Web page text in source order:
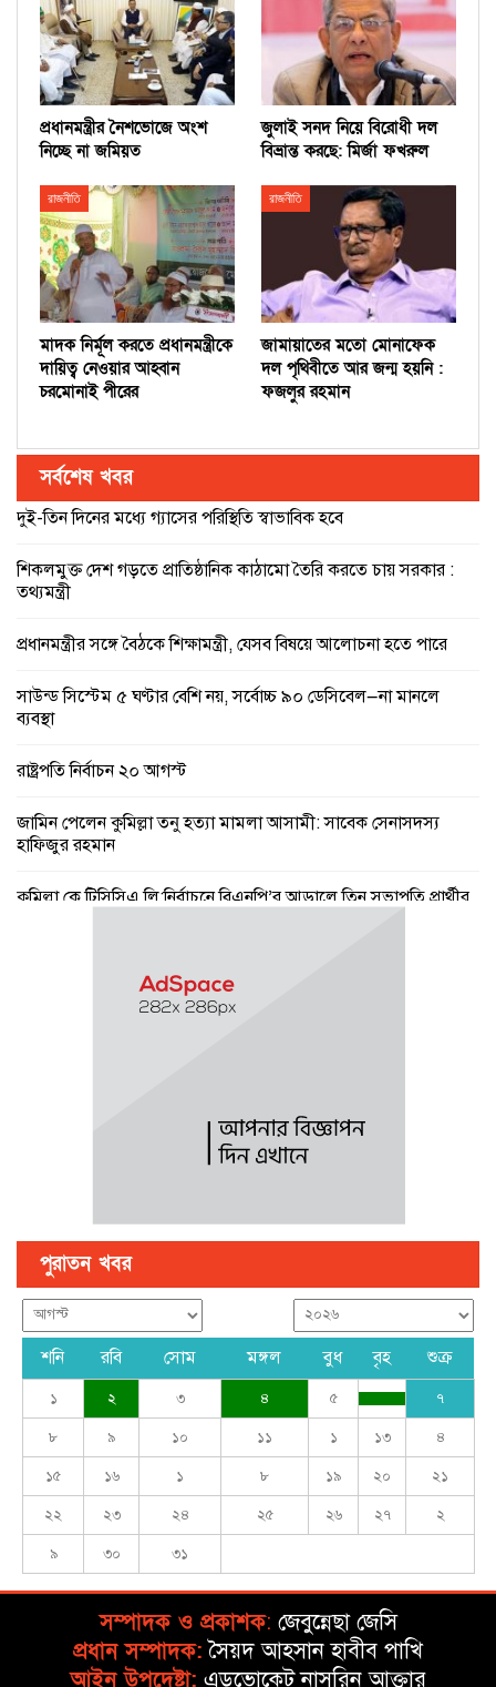
প্রধানমন্ত্রীর নৈশভোজে অংশ
নিচ্ছে না জমিয়ত
জুলাই সনদ নিয়ে বিরোধী দল
বিভ্রান্ত করছে: মির্জা ফখরুল
রাজনীতি
মাদক নির্মূল করতে প্রধানমন্ত্রীকে
দায়িত্ব নেওয়ার আহ্বান
চরমোনাই পীরের
রাজনীতি
জামায়াতের মতো মোনাফেক
দল পৃথিবীতে আর জন্ম হয়নি :
ফজলুর রহমান
সর্বশেষ খবর
দুই-তিন দিনের মধ্যে গ্যাসের পরিস্থিতি স্বাভাবিক হবে
শিকলমুক্ত দেশ গড়তে প্রাতিষ্ঠানিক কাঠামো তৈরি করতে চায় সরকার :
তথ্যমন্ত্রী
প্রধানমন্ত্রীর সঙ্গে বৈঠকে শিক্ষামন্ত্রী, যেসব বিষয়ে আলোচনা হতে পারে
সাউন্ড সিস্টেম ৫ ঘণ্টার বেশি নয়, সর্বোচ্চ ৯০ ডেসিবেল—না মানলে
ব্যবস্থা
রাষ্ট্রপতি নির্বাচন ২০ আগস্ট
জামিন পেলেন কুমিল্লা তনু হত্যা মামলা আসামী: সাবেক সেনাসদস্য
হাফিজুর রহমান
কুমিল্লা কে টিসিসিএ লি:নির্বাচনে বিএনপি’র আড়ালে তিন সভাপতি প্রার্থীর
সরকারের নয়, রাষ্ট্রের বিরুদ্ধে বলা অপরাধ : তথ্যমন্ত্রী
ঢাকার চারপাশের নৌপথগুলো সচল করার নির্দেশ প্রধানমন্ত্রীর
পুরাতন খবর
শনি রবি সোম মঙ্গল বুধ বৃহ শুক্র
১ ২ ৩ ৪ ৫ ৭
৮ ৯ ১০ ১১ ১ ১৩ ৪
১৫ ১৬ ১ ৮ ১৯ ২০ ২১
২২ ২৩ ২৪ ২৫ ২৬ ২৭ ২
৯ ৩০ ৩১
সম্পাদক ও প্রকাশক: জেবুন্নেছা জেসি
প্রধান সম্পাদক: সৈয়দ আহসান হাবীব পাখি
আইন উপদেষ্টা: এডভোকেট নাসরিন আক্তার